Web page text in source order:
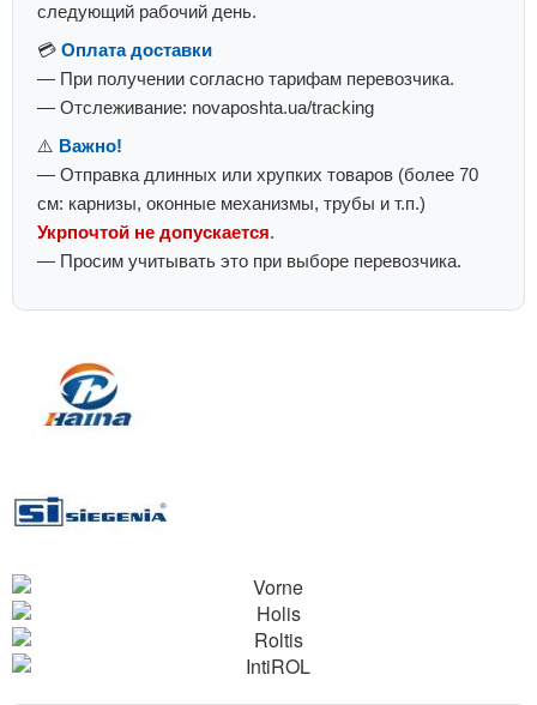
следующий рабочий день.
💳 Оплата доставки
— При получении согласно тарифам перевозчика.
— Отслеживание: novaposhta.ua/tracking
⚠️ Важно!
— Отправка длинных или хрупких товаров (более 70
см: карнизы, оконные механизмы, трубы и т.п.)
Укрпочтой не допускается.
— Просим учитывать это при выборе перевозчика.